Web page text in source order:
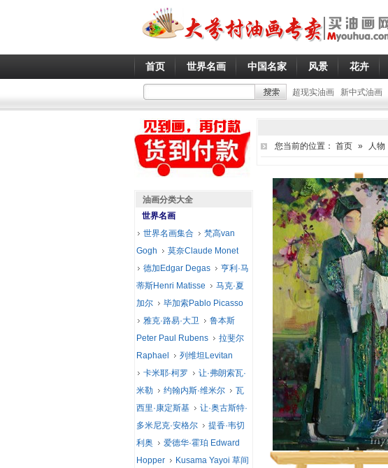
首页 世界名画 中国名家 风景 花卉
超现实油画 新中式油画
您当前的位置： 首页 » 人物
油画分类大全
世界名画
世界名画集合
梵高van
Gogh
莫奈Claude Monet
德加Edgar Degas
亨利·马
蒂斯Henri Matisse
马克·夏
加尔
毕加索Pablo Picasso
雅克·路易·大卫
鲁本斯
Peter Paul Rubens
拉斐尔
Raphael
列维坦Levitan
卡米耶·柯罗
让·弗朗索瓦·
米勒
约翰内斯·维米尔
瓦
西里·康定斯基
让·奥古斯特·
多米尼克·安格尔
提香·韦切
利奥
爱德华·霍珀 Edward
Hopper
Kusama Yayoi 草间